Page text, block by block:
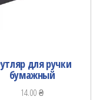
для ручки
бумажный
14.00₴